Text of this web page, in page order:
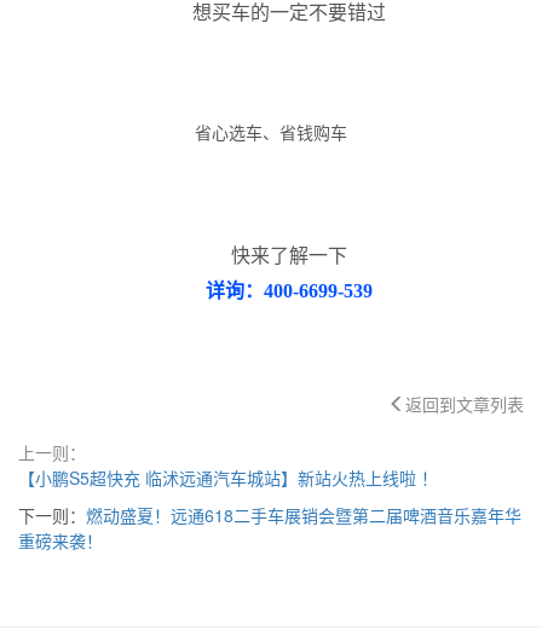
想买车的一定不要错过
省心选车、省钱购车
快来了解一下
详询：400-6699-539
返回到文章列表
上一则：
【小鹏S5超快充 临沭远通汽车城站】新站火热上线啦 ！
下一则： 燃动盛夏！远通618二手车展销会暨第二届啤酒音乐嘉年华
重磅来袭！